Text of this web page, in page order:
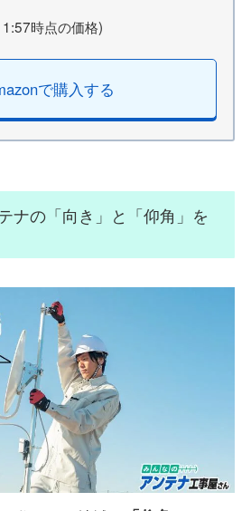
時点の価格)
で購入する
ナの「向き」と「仰角」を